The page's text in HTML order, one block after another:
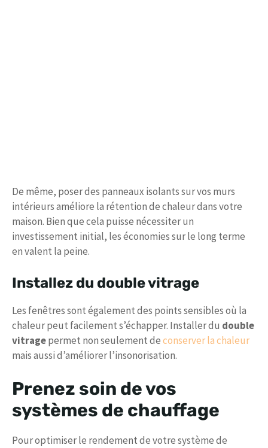
De même, poser des panneaux isolants sur vos murs
intérieurs améliore la rétention de chaleur dans votre
maison. Bien que cela puisse nécessiter un
investissement initial, les économies sur le long terme
en valent la peine.
Installez du double vitrage
Les fenêtres sont également des points sensibles où la
chaleur peut facilement s’échapper. Installer du double
vitragepermet non seulement deconserver la chaleur
mais aussi d’améliorer l’insonorisation.
Prenez soin de vos
systèmes de chauffage
Pour optimiser le rendement de votre système de